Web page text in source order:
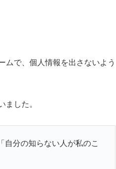
ムで、個人情報を出さないよう
ました。
自分の知らない人が私のこ